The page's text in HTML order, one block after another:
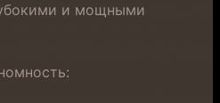
и мощными